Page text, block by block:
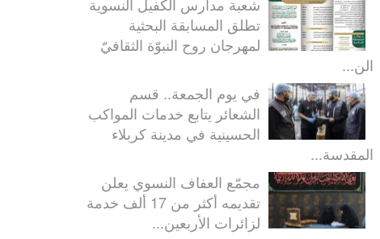
شعبة مدارس الكفيل النسوية
تطلق المسابقة البحثية
لمهرجان روح النبوّة الثقافيّ
الن...
في يوم الجمعة.. قسم
الشعائر يتابع خدمات المواكب
الحسينية في مدينة كربلاء
المقدسة...
مجمّع العفاف النسوي يعلن
تقديمه أكثر من 17 ألف خدمة
لزائرات الأربعين...